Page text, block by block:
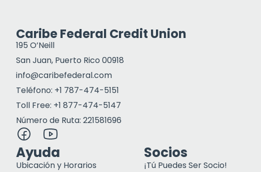
Caribe Federal Credit Union
195 O’Neill
San Juan, Puerto Rico 00918
info@caribefederal.com
Teléfono: +1 787-474-5151
Toll Free: +1 877-474-5147
Número de Ruta: 221581696
Ayuda
Ubicación y Horarios
Socios
¡Tú Puedes Ser Socio!